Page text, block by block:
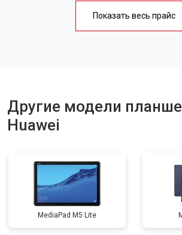
от
Показать весь прайс
Другие модели
Huawei
MediaPad M5 Lite